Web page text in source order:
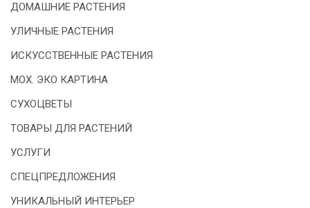
ДОМАШНИЕ РАСТЕНИЯ
УЛИЧНЫЕ РАСТЕНИЯ
ИСКУССТВЕННЫЕ РАСТЕНИЯ
МОХ. ЭКО КАРТИНА
СУХОЦВЕТЫ
ТОВАРЫ ДЛЯ РАСТЕНИЙ
УСЛУГИ
СПЕЦПРЕДЛОЖЕНИЯ
УНИКАЛЬНЫЙ ИНТЕРЬЕР